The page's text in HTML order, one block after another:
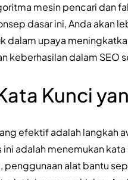
mesin pencari dan
dasar ini, Anda akan
dalam upaya
keberhasilan dalam SEO
Kunci
efektif adalah langkah
adalah menemukan
penggunaan alat bantu